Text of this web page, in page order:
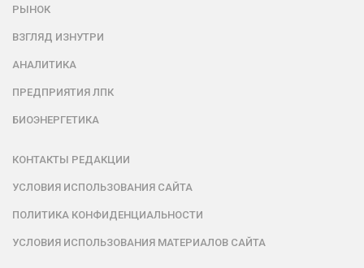
РЫНОК
ВЗГЛЯД ИЗНУТРИ
АНАЛИТИКА
ПРЕДПРИЯТИЯ ЛПК
БИОЭНЕРГЕТИКА
КОНТАКТЫ РЕДАКЦИИ
УСЛОВИЯ ИСПОЛЬЗОВАНИЯ САЙТА
ПОЛИТИКА КОНФИДЕНЦИАЛЬНОСТИ
УСЛОВИЯ ИСПОЛЬЗОВАНИЯ МАТЕРИАЛОВ САЙТА